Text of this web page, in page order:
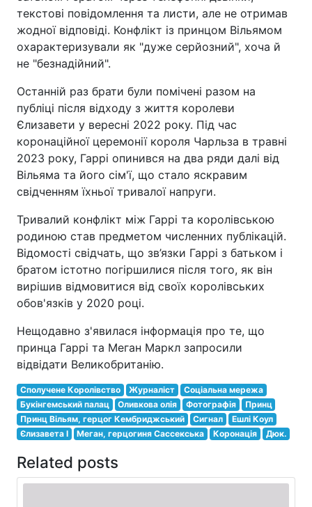
текстові повідомлення та листи, але не отримав
жодної відповіді. Конфлікт із принцом Вільямом
охарактеризували як "дуже серйозний", хоча й
не "безнадійний".
Останній раз брати були помічені разом на
публіці після відходу з життя королеви
Єлизавети у вересні 2022 року. Під час
коронаційної церемонії короля Чарльза в травні
2023 року, Гаррі опинився на два ряди далі від
Вільяма та його сім'ї, що стало яскравим
свідченням їхньої тривалої напруги.
Тривалий конфлікт між Гаррі та королівською
родиною став предметом численних публікацій.
Відомості свідчать, що зв’язки Гаррі з батьком і
братом істотно погіршилися після того, як він
вирішив відмовитися від своїх королівських
обов'язків у 2020 році.
Нещодавно з'явилася інформація про те, що
принца Гаррі та Меган Маркл запросили
відвідати Великобританію.
Сполучене Королівство Журналіст
Соціальна мережа
Букінгемський палац
Оливкова олія Фотографія
Принц
Принц Вільям, герцог Кембриджський
Сигнал
Ешлі Коул
Єлизавета I
Меган, герцогиня Сассекська Коронація Дюк.
Related posts